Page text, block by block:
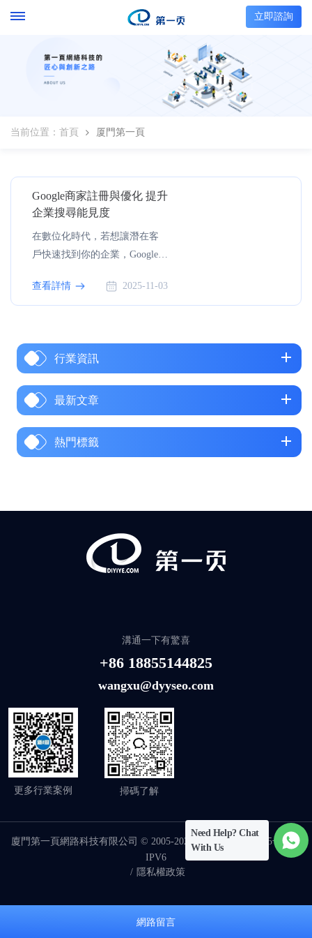
立即諮詢
当前位置： 首頁 厦門第一頁
Google商家註冊與優化 提升
企業搜尋能見度
在數位化時代，若想讓潛在客
戶快速找到你的企業，Google
簡稱 GBP）無疑是最重要的一
環。它不僅能讓你的企業資訊
地圖中，還能幫助你獲得更多
銷售線索與品牌信任。一、
能 二、Google 商家註冊與設定
流程 三、如何優化 Google 商家
資訊 四、Google 商家對企業的
GBP），原名 Google My
提供的免費資訊管理與展示平
台。透過註...
查看詳情 2025-11-03
行業資訊
最新文章
熱門標籤
溝通一下有驚喜
+86 18855144825
wangxu@dyyseo.com
更多行業案例 掃碼了解
廈門第一頁網路科技有限公司 © 2005-2026 闽ICP备17018255号-19 -
IPV6
/ 隱私權政策
網路留言
Need Help? Chat
With Us